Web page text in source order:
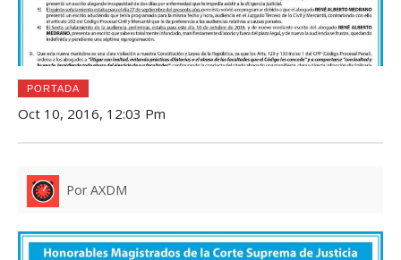
PORTADA
Oct 10, 2016, 12:03 Pm
Por AXDM